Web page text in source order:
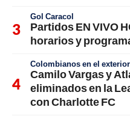
Gol Caracol
Partidos EN VIVO
horarios y
Colombianos en el exterior
Camilo Vargas y
eliminados en la
con Charlotte FC